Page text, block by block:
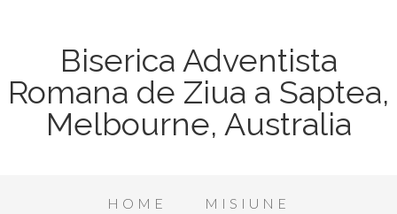
Biserica Adventista
Romana de Ziua a Saptea,
Melbourne, Australia
HOME MISIUNE